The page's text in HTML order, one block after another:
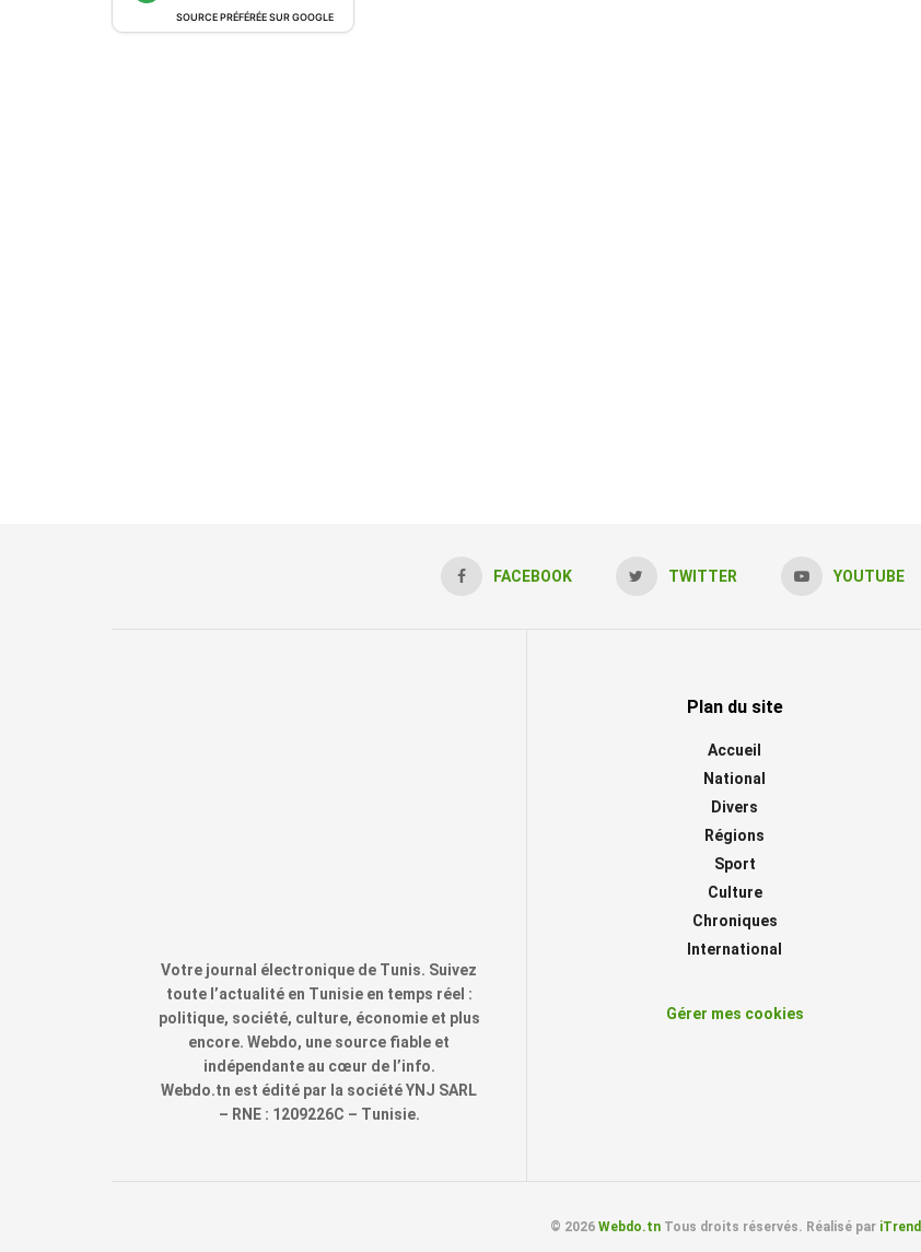
SOURCE PRÉFÉRÉE SUR GOOGLE
FACEBOOK TWITTER YOUTUBE
Votre journal électronique de Tunis. Suivez
toute l’actualité en Tunisie en temps réel :
politique, société, culture, économie et plus
encore. Webdo, une source fiable et
indépendante au cœur de l’info.
Webdo.tn est édité par la société YNJ SARL
– RNE : 1209226C – Tunisie.
Plan du site
Accueil
National
Divers
Régions
Sport
Culture
Chroniques
International
Gérer mes cookies
© 2026 Webdo.tnTous droits réservés. Réalisé par iTrend